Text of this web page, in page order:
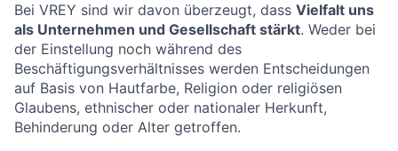
Bei VREY sind wir davon überzeugt, dass Vielfalt uns
als Unternehmen und Gesellschaft stärkt. Weder bei
der Einstellung noch während des
Beschäftigungsverhältnisses werden Entscheidungen
auf Basis von Hautfarbe, Religion oder religiösen
Glaubens, ethnischer oder nationaler Herkunft,
Behinderung oder Alter getroffen.